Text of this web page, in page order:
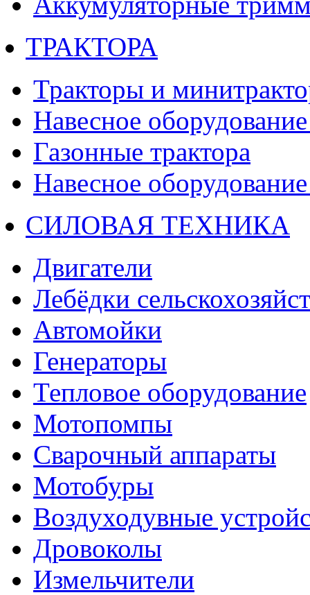
ТРАКТОРА
Тракторы и
Навесное
Газонные трактора
Навесное
СИЛОВАЯ ТЕХНИКА
Двигатели
Лебёдки
Автомойки
Генераторы
Тепловое оборудование
Мотопомпы
Сварочный аппараты
Мотобуры
Воздуходувные
Дровоколы
Измельчители